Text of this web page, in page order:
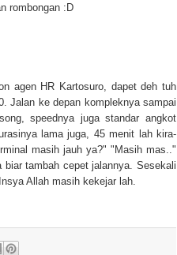
rombongan :D
agen HR Kartosuro, dapet deh tuh
Jalan ke depan kompleknya sampai
speednya juga standar angkot
lama juga, 45 menit lah kira-
masih jauh ya?" "Masih mas.."
tambah cepet jalannya. Sesekali
Allah masih kekejar lah.